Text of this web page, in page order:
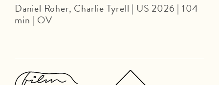
Daniel Roher, Charlie Tyrell | US 2026 | 104
min | OV